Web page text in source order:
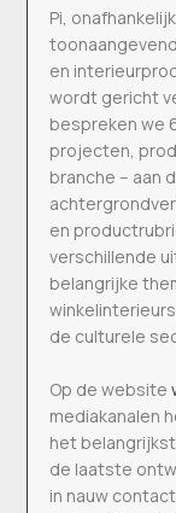
Pi,
en
wordt gericht
bespreken we
projecten,
branche – aan
en
verschillende
belangrijke
de culturele
Op de website
mediakanalen
het
de laatste
in nauw